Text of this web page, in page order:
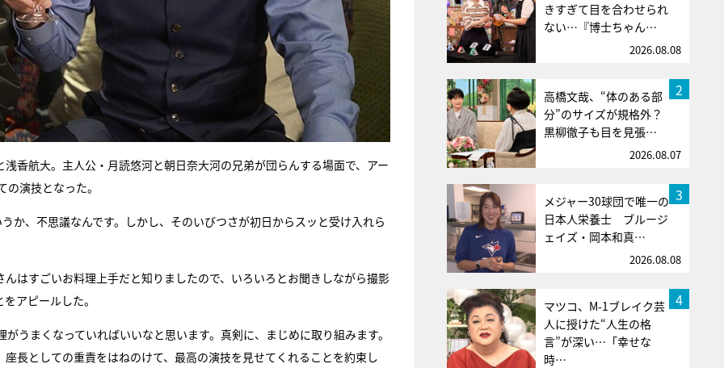
香航大。主人公・月読悠河と朝日奈大河の兄弟が団らんする場面で、アー
演技となった。
か、不思議なんです。しかし、そのいびつさが初日からスッと受け入れら
はすごいお料理上手だと知りましたので、いろいろとお聞きしながら撮影
アピールした。
うまくなっていればいいなと思います。真剣に、まじめに取り組みます。
長としての重責をはねのけて、最高の演技を見せてくれることを約束し
きすぎて目を合わせられ
ない…『博士ちゃん…
2026.08.08
2
高橋文哉、“体のある部
分”のサイズが規格外？
黒柳徹子も目を見張…
2026.08.07
3
メジャー30球団で唯一の
日本人栄養士 ブルージ
ェイズ・岡本和真…
2026.08.08
4
マツコ、M-1ブレイク芸
人に授けた“人生の格
言”が深い…「幸せな
時…